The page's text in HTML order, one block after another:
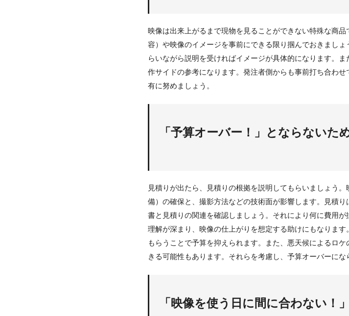
映像は出来上がるまで現物を見ることができない特殊な商
容）や映像のイメージを事前にできる限り掴んでおきまし
らいながら説明を受ければイメージが具体的になります。
作サイドの参考になります。発注者側からも事前打ち合わ
有に努めましょう。
「予算オーバー！」とならないた
見積りが出たら、見積りの根拠を説明してもらいましょう
備）の確保と、撮影方法などの技術面が影響します。見積
書と見積りの関連を確認しましょう。それにより何に費用
理解が深まり、映像の仕上がりを想定する助けにもなりま
もらうことで予算を抑えられます。また、悪天候によるロ
きる可能性もあります。それらを考慮し、予算オーバーにな
「映像を使う日に間に合わない！